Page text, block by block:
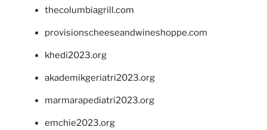
thecolumbiagrill.com
provisionscheeseandwineshoppe.com
khedi2023.org
akademikgeriatri2023.org
marmarapediatri2023.org
emchie2023.org